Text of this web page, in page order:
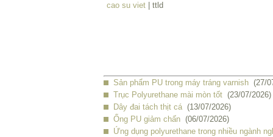
cao su viet | ttld
Sản phẩm PU trong máy tráng varnish (27/
Trục Polyurethane mài mòn tốt (23/07/2026)
Dây đai tách thịt cá (13/07/2026)
Ống PU giảm chấn (06/07/2026)
Ứng dụng polyurethane trong nhiều ngành